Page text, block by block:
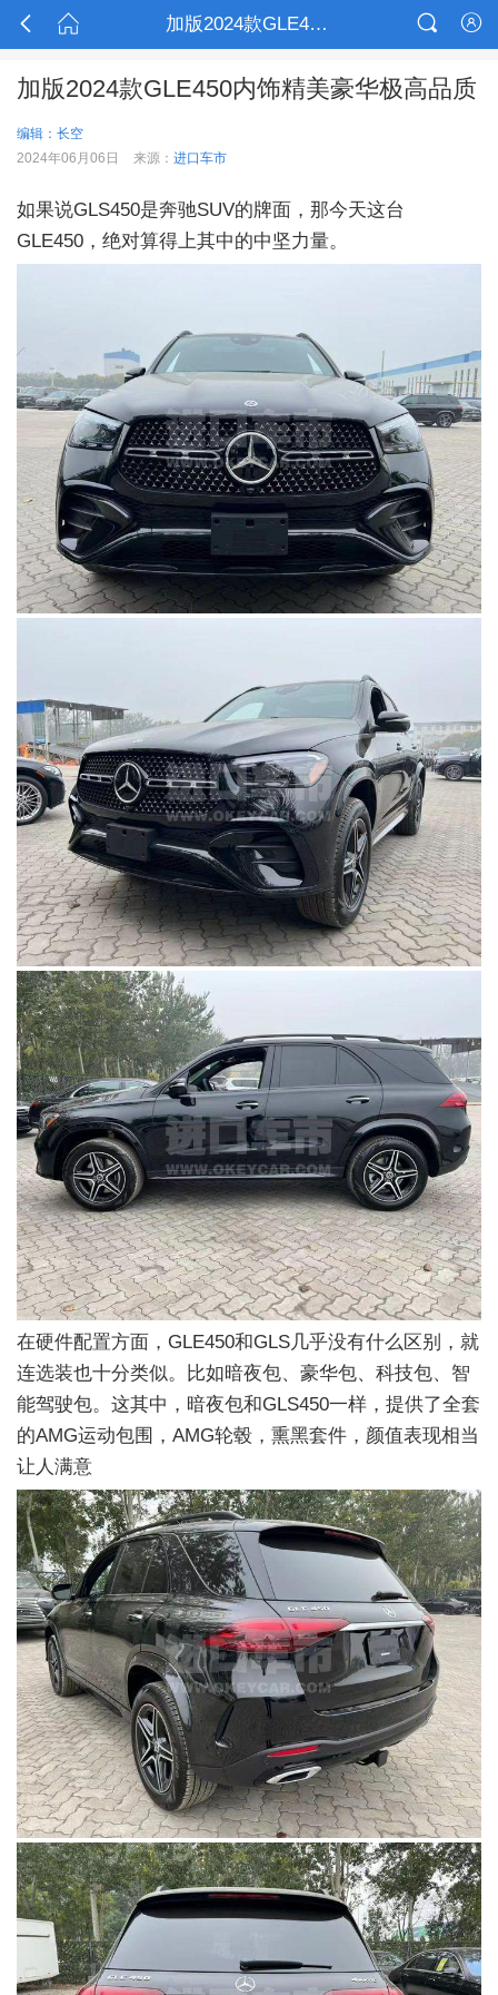
  加版2024款GLE450内饰精美豪华极高品质 

加版2024款GLE450内饰精美豪华极高品质
编辑：长空
2024年06月06日
来源： 进口车市
如果说GLS450是奔驰SUV的牌面，那今天这台
GLE450，绝对算得上其中的中坚力量。
在硬件配置方面，GLE450和GLS几乎没有什么区别，就
连选装也十分类似。比如暗夜包、豪华包、科技包、智
能驾驶包。这其中，暗夜包和GLS450一样，提供了全套
的AMG运动包围，AMG轮毂，熏黑套件，颜值表现相当
让人满意